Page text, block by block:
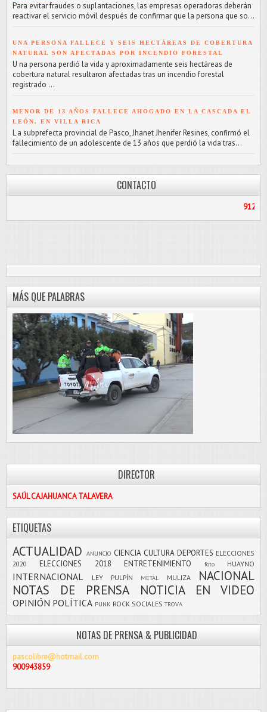
Para evitar fraudes o suplantaciones, las empresas operadoras deberán
reactivar el servicio móvil después de confirmar que la persona que so...
UNA PERSONA FALLECE Y SEIS HECTÁREAS DE COBERTURA
NATURAL SON AFECTADAS POR INCENDIO FORESTAL
U na persona perdió la vida y aproximadamente seis hectáreas de
cobertura natural resultaron afectadas tras un incendio forestal
registrado ...
MENOR DE 13 AÑOS FALLECE AHOGADO EN LA CASCADA EL
LEÓN, EN VILLA RICA
L a subprefecta provincial de Pasco, Jhanet Jhenifer Resines, confirmó el
fallecimiento de un adolescente de 13 años que perdió la vida tras...
CONTACTO
MÁS QUE PALABRAS
DIRECTOR
SAÚL CAJAHUANCA TALAVERA
ETIQUETAS
ACTUALIDAD ANUNCIO CIENCIA CULTURA DEPORTES ELECCIONES
2020
ELECCIONES 2018 ENTRETENIMIENTO foto HUAYNO
INTERNACIONAL LEY PULPÍN METAL MULIZA
NACIONAL
NOTAS DE PRENSA
NOTICIA EN VIDEO
OPINIÓN POLÍTICA PUNK ROCK SOCIALES TROVA
NOTAS DE PRENSA & PUBLICIDAD
pascolibre@hotmail.com
900943859